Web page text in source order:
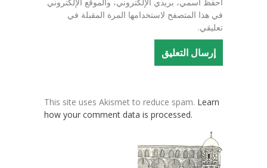
في هذا المتصفح لاستخدامها المرة المقبلة في
تعليقي.
This site uses Akismet to reduce spam. Learn
how your comment data is processed.